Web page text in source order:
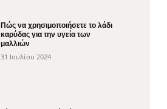
Πώς να χρησιμοποιήσετε το λάδι
καρύδας για την υγεία των
μαλλιών
31 Ιουλίου 2024